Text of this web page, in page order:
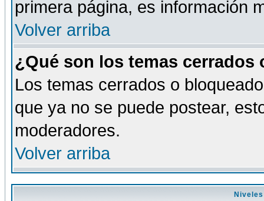
primera página, es información
Volver arriba
¿Qué son los temas cerrados
Los temas cerrados o
que ya no se puede postear,
moderadores.
Volver arriba